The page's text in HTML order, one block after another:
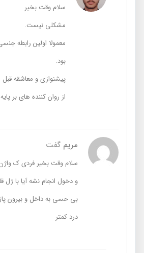
سلام وقت بخیر
مشکلی نیست.
معمولا اولین رابطه جنسی با
پیشنوازی و معاشقه قبل
از روان کننده های بر پایه آب
مریمگفت
سلام وقت بخیر فردی ک واژن
و دخول انجام نشه آیا با ژل
بی حسی به داخل و بیرون پاژن
درد کمتر